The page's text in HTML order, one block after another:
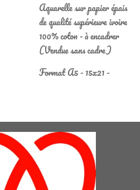
Aquarelle sur papier épais
de qualité supérieure ivoire
100% coton - à encadrer
(Vendue sans cadre)
Format A5 - 15x21 -